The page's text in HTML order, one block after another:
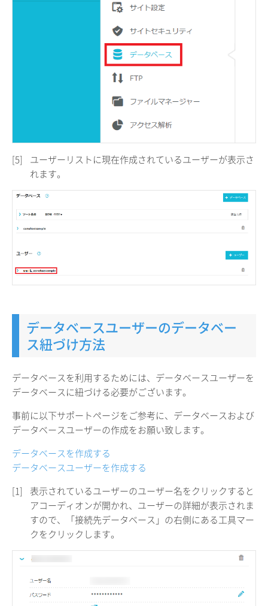
[5]
ユーザーリストに現在作成されているユーザーが表示さ
れます。
データベースユーザーのデータベー
ス紐づけ方法
データベースを利用するためには、データベースユーザーを
データベースに紐づける必要がございます。
事前に以下サポートページをご参考に、データベースおよび
データベースユーザーの作成をお願い致します。
データベースを作成する
データベースユーザーを作成する
[1]
表示されているユーザーのユーザー名をクリックすると
アコーディオンが開かれ、ユーザーの詳細が表示されま
すので、「接続先データベース」の右側にある工具マー
クをクリックします。